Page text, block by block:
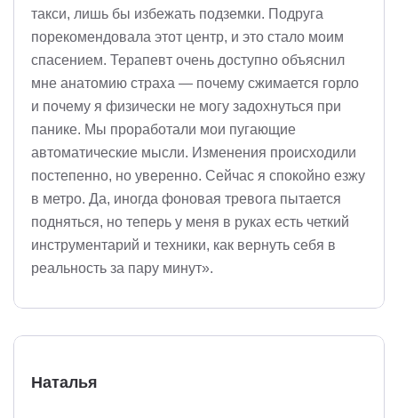
такси, лишь бы избежать подземки. Подруга
порекомендовала этот центр, и это стало моим
спасением. Терапевт очень доступно объяснил
мне анатомию страха — почему сжимается горло
и почему я физически не могу задохнуться при
панике. Мы проработали мои пугающие
автоматические мысли. Изменения происходили
постепенно, но уверенно. Сейчас я спокойно езжу
в метро. Да, иногда фоновая тревога пытается
подняться, но теперь у меня в руках есть четкий
инструментарий и техники, как вернуть себя в
реальность за пару минут».
Наталья